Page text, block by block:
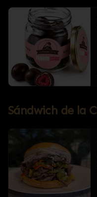
Sándwich de la